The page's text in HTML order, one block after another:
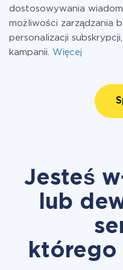
dostosowywania
możliwości zarządzania
personalizacji
kampanii. Więcej
Jesteś
lub
którego